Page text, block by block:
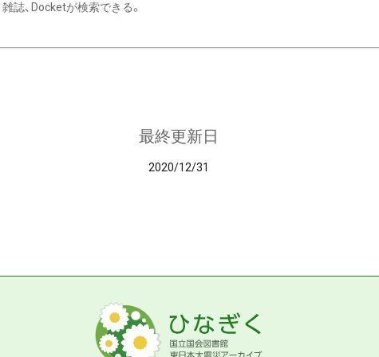
雑誌、Docketが検索できる。
最終更新日
2020/12/31